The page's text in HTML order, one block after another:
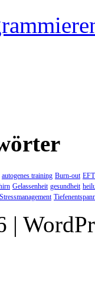
autogenes training Burn-out EFT
Gelassenheit gesundheit
Stressmanagement